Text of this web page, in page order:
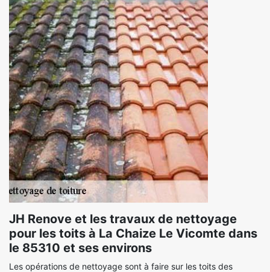
JH Renove et les travaux de nettoyage
pour les toits à La Chaize Le Vicomte dans
le 85310 et ses environs
Les opérations de nettoyage sont à faire sur les toits des